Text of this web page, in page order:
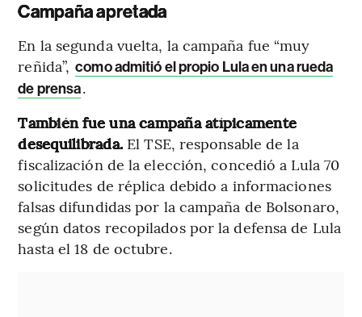
Campaña apretada
En la segunda vuelta, la campaña fue “muy
reñida”, como admitió el propio Lula en una rueda
de prensa.
También fue una campaña atípicamente
desequilibrada. El TSE, responsable de la
fiscalización de la elección, concedió a Lula 70
solicitudes de réplica debido a informaciones
falsas difundidas por la campaña de Bolsonaro,
según datos recopilados por la defensa de Lula
hasta el 18 de octubre.